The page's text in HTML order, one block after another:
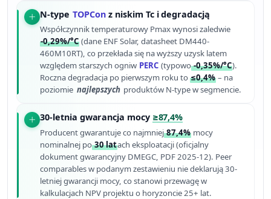
N-type TOPCon z niskim Tc i degradacją
Współczynnik temperaturowy Pmax wynosi zaledwie
-0,29%/°C (dane ENF Solar, datasheet DM440-
460M10RT), co przekłada się na wyższy uzysk latem
względem starszych ogniw PERC (typowo-0,35%/°C).
Roczna degradacja po pierwszym roku to≤0,4% – na
poziomie najlepszych produktów N-type w segmencie.
30-letnia gwarancja mocy ≥87,4%
Producent gwarantuje co najmniej87,4% mocy
nominalnej po30 latach eksploatacji (oficjalny
dokument gwarancyjny DMEGC, PDF 2025-12). Peer
comparables w podanym zestawieniu nie deklarują 30-
letniej gwarancji mocy, co stanowi przewagę w
kalkulacjach NPV projektu o horyzoncie 25+ lat.